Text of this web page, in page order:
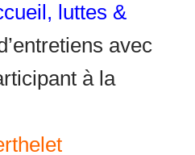
luttes &
avec
à la